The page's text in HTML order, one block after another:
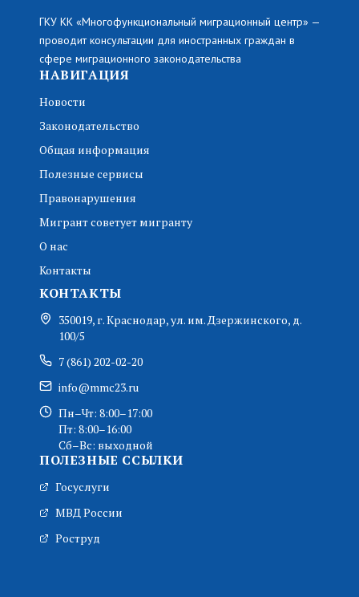
ГКУ КК «Многофункциональный миграционный центр» —
проводит консультации для иностранных граждан в
сфере миграционного законодательства
НАВИГАЦИЯ
Новости
Законодательство
Общая информация
Полезные сервисы
Правонарушения
Мигрант советует мигранту
О нас
Контакты
КОНТАКТЫ
350019, г. Краснодар, ул. им. Дзержинского, д.
100/5
7 (861) 202-02-20
info@mmc23.ru
Пн–Чт: 8:00–17:00
Пт: 8:00–16:00
Сб–Вс: выходной
ПОЛЕЗНЫЕ ССЫЛКИ
Госуслуги
МВД России
Роструд